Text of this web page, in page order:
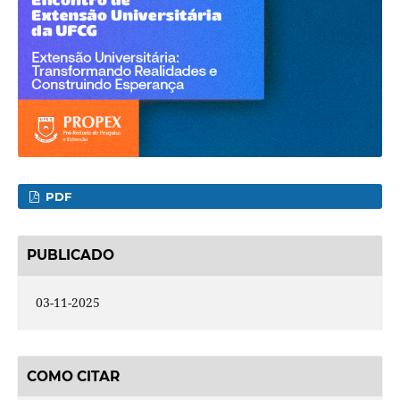
PDF
PUBLICADO
03-11-2025
COMO CITAR